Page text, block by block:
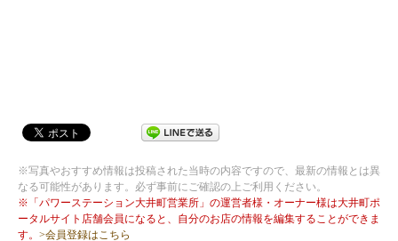
※写真やおすすめ情報は投稿された当時の内容ですので、最新の情報とは異
なる可能性があります。必ず事前にご確認の上ご利用ください。
※「パワーステーション大井町営業所」の運営者様・オーナー様は大井町ポ
ータルサイト店舗会員になると、自分のお店の情報を編集することができま
す。 >会員登録はこちら